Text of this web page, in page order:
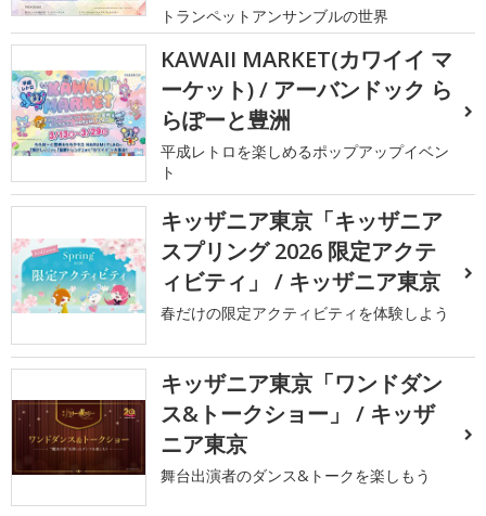
トランペットアンサンブルの世界
KAWAII MARKET(カワイイ マ
ーケット) / アーバンドック ら
らぽーと豊洲
平成レトロを楽しめるポップアップイベン
ト
キッザニア東京「キッザニア
スプリング 2026 限定アクテ
ィビティ」 / キッザニア東京
春だけの限定アクティビティを体験しよう
キッザニア東京「ワンドダン
ス&トークショー」 / キッザ
ニア東京
舞台出演者のダンス&トークを楽しもう